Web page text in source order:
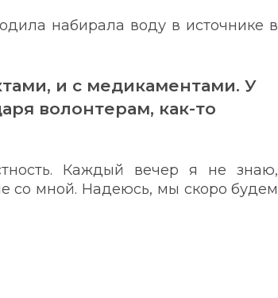
набирала воду в источнике в
и с медикаментами. У
волонтерам, как-то
Каждый вечер я не знаю,
со мной. Надеюсь, мы скоро будем